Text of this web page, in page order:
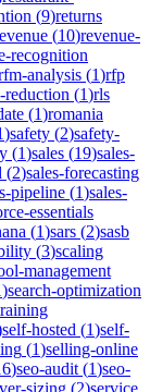
(9)returns
(10)revenue-
recognition
analysis (1)rfp
reduction (1)rls
(1)romania
)safety (2)safety-
(1)sales (19)sales-
(2)sales-forecasting
pipeline (1)sales-
essentials
(1)sars (2)sasb
(3)scaling
management
)search-optimization
self-hosted (1)self-
(1)selling-online
)seo-audit (1)seo-
sizing (2)service